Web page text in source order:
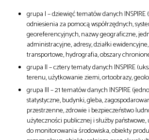
grupa I – dziewięć tematów danych INSPIRE
odniesienia za pomocą współrzędnych,
georeferencyjnych, nazwy geograficzne,
administracyjne, adresy, działki
transportowe, hydrografia, obszary
grupa II – cztery tematy danych INSPIRE
terenu, użytkowanie ziemi, ortoobrazy,
grupa III – 21 tematów danych INSPIRE
statystyczne, budynki, gleba,
przestrzenne, zdrowie i bezpieczeństwo
użyteczności publicznej i służby
do monitorowania środowiska, obiekty